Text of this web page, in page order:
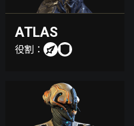
ATLAS
役割：